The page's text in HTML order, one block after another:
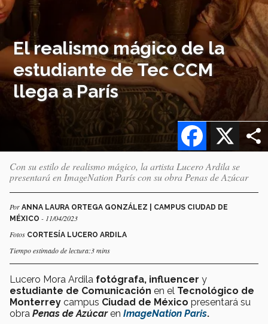
El realismo mágico de la
estudiante de Tec CCM
llega a París
X
Facebook
Con su estilo de realismo mágico, la artista Lucero Ardila se
presentará en ImageNation París con su obra Penas de Azúcar
Por ANNA LAURA ORTEGA GONZÁLEZ | CAMPUS CIUDAD DE
MÉXICO - 11/04/2023
Fotos CORTESÍA LUCERO ARDILA
Tiempo estimado de lectura:3 mins
Lucero Mora Ardila fotógrafa, influencer y
estudiante de Comunicación en el Tecnológico de
Monterrey campus Ciudad de México presentará su
obra Penas de Azúcaren ImageNation Paris.